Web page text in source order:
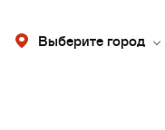
Выберите город